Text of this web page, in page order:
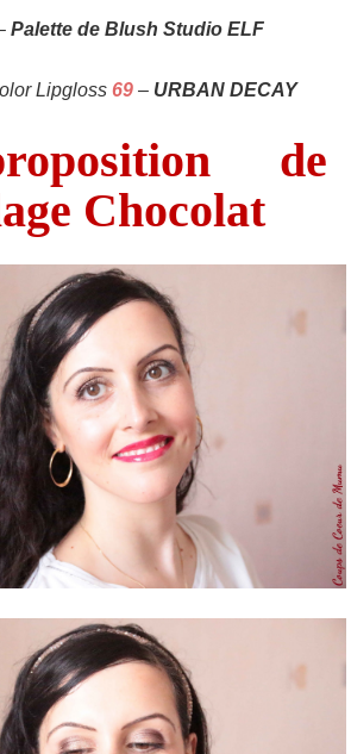
Palette de Blush Studio ELF
Lipgloss 69 – URBAN DECAY
de
Chocolat